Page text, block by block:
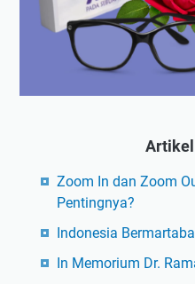
Zoom In dan Zoom
Pentingnya?
Indonesia
In Memorium Dr.